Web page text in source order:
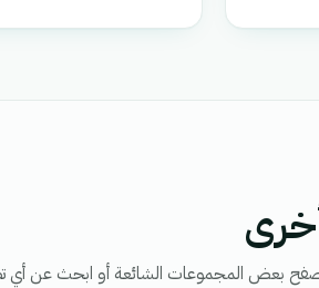
بعض المجموعات الشائعة أو ابحث عن أي